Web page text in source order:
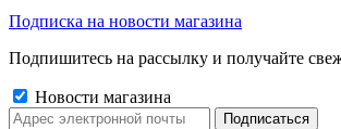
Подписка на новости магазина
Подпишитесь на рассылку и получайте
Новости магазина